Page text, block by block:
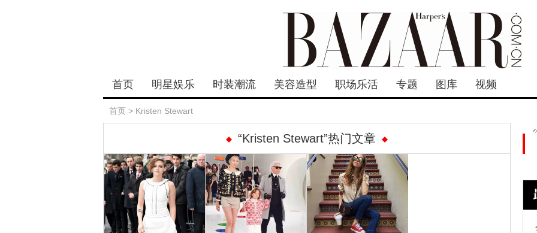
首页 明星娱乐 时装潮流 美容造型 职场乐活 专题 图库 视频
首页 > Kristen Stewart
“Kristen Stewart”热门文章